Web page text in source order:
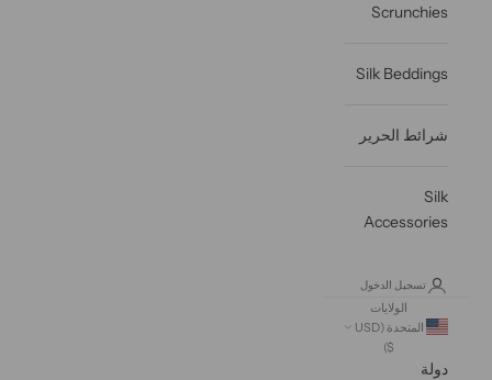
Scrunchies
Silk Beddings
شرائط الحرير
Silk
Accessories
تسجيل الدخول
الولايات
المتحدة (USD
$)
دولة